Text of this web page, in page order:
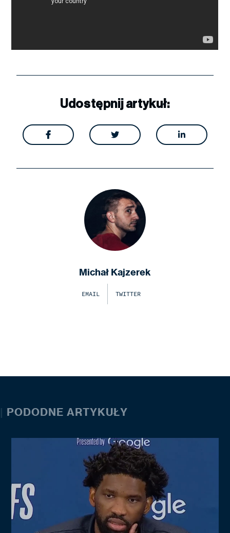
Udostępnij artykuł:
  
Michał Kajzerek
EMAIL TWITTER
| PODODNE ARTYKUŁY